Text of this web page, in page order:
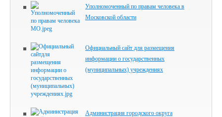
Уполномоченный по правам человека в
Московской области
Официальный сайт для размещения
информации о государственных
(муниципальных) учреждениях
Администрация городского округа